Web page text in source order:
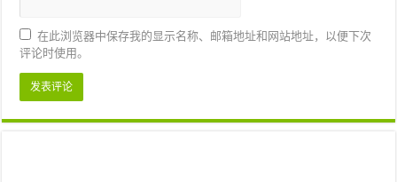
在此浏览器中保存我的显示名称、邮箱地址和网站地址，以便下次
评论时使用。